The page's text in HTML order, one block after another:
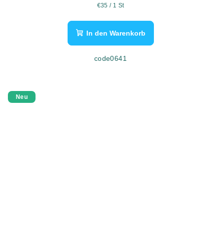
Verkaufspreis:
€35 / 1 St
In den Warenkorb
code0641
Neu